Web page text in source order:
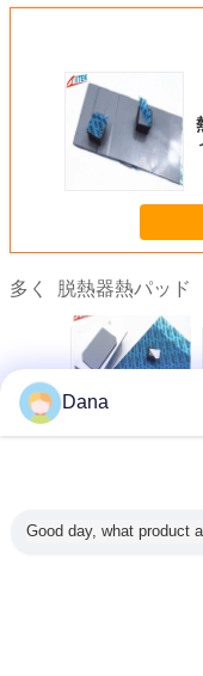
多く 脱熱器熱パッド
拠する
コンパ
TIF7180HM シリ
Dana
Good day, what product